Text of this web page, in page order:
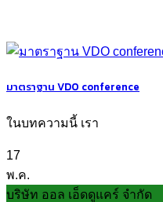
มาตราฐาน VDO conference
ในบทความนี้ เรา
17
พ.ค.
บริษัท ออล เอ็ดดูแคร์ จำกัด